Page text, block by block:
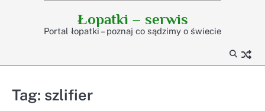
Łopatki – serwis
Portal łopatki – poznaj co sądzimy o świecie
Tag: szlifier